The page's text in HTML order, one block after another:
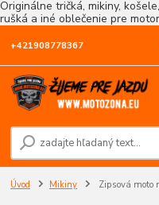
Originálne tričká, mikiny,
rušká a iné oblečenie pre
+421908778367
Úvod Mikiny Zipsová moto